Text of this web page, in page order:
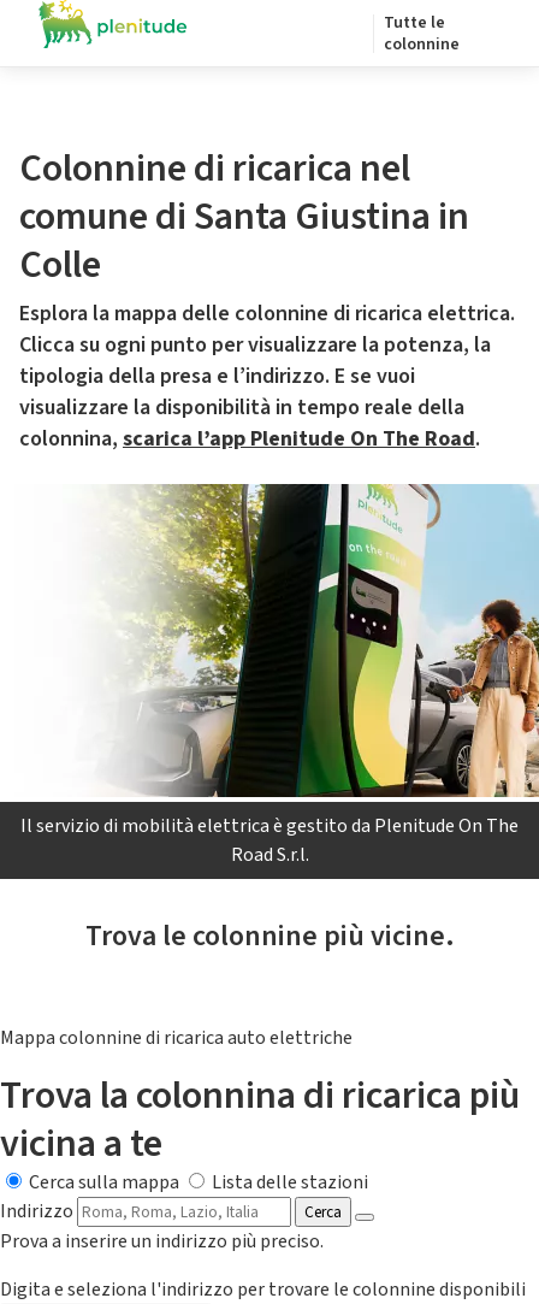
Tutte le
colonnine
Colonnine di ricarica nel
comune di Santa Giustina in
Colle
Esplora la mappa delle colonnine di ricarica elettrica.
Clicca su ogni punto per visualizzare la potenza, la
tipologia della presa e l’indirizzo. E se vuoi
visualizzare la disponibilità in tempo reale della
colonnina, scarica l’app Plenitude On The Road.
Il servizio di mobilità elettrica è gestito da Plenitude On The
Road S.r.l.
Trova le colonnine più vicine.
Mappa colonnine di ricarica auto elettriche
Trova la colonnina di ricarica più
vicina a te
Cerca sulla mappa
Lista delle stazioni
Indirizzo
Cerca
Prova a inserire un indirizzo più preciso.
Digita e seleziona l'indirizzo per trovare le colonnine disponibili